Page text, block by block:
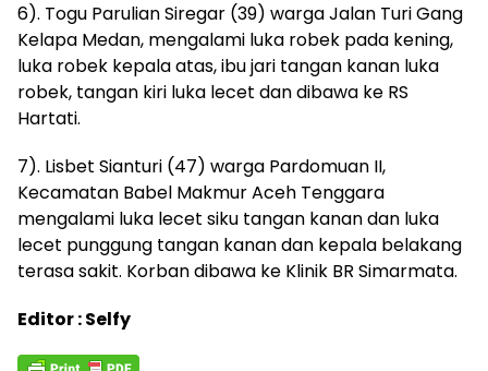
6). Togu Parulian Siregar (39) warga Jalan Turi Gang
Kelapa Medan, mengalami luka robek pada kening,
luka robek kepala atas, ibu jari tangan kanan luka
robek, tangan kiri luka lecet dan dibawa ke RS
Hartati.
7). Lisbet Sianturi (47) warga Pardomuan II,
Kecamatan Babel Makmur Aceh Tenggara
mengalami luka lecet siku tangan kanan dan luka
lecet punggung tangan kanan dan kepala belakang
terasa sakit. Korban dibawa ke Klinik BR Simarmata.
Editor : Selfy